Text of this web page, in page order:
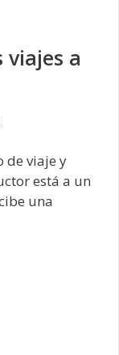
viajes a
de viaje y
está a un
una